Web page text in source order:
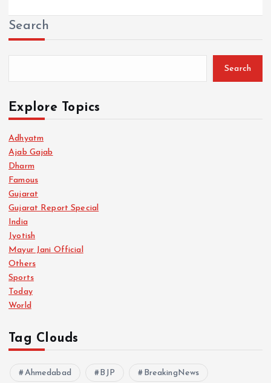
Search
Search
Explore Topics
Adhyatm
Ajab Gajab
Dharm
Famous
Gujarat
Gujarat Report Special
India
Jyotish
Mayur Jani Official
Others
Sports
Today
World
Tag Clouds
Ahmedabad BJP BreakingNews